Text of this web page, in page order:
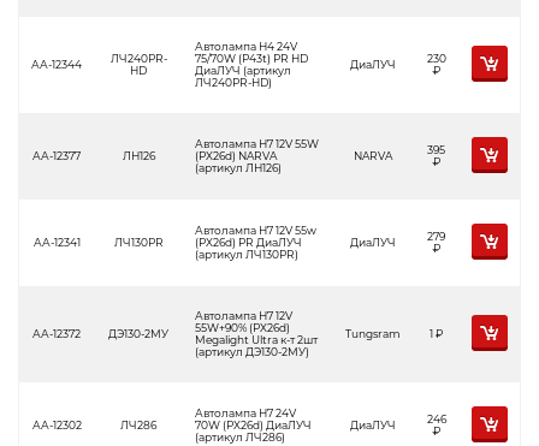
АА-12344
ЛЧ240PR-
HD
Автолампа H4 24V
75/70W (Р43t) PR HD
ДиаЛУЧ (артикул
ЛЧ240PR-HD)
ДиаЛУЧ
230
Р
АА-12377 ЛН126
Автолампа H7 12V 55W
(PX26d) NARVA
(артикул ЛН126)
NARVA
395
Р
АА-12341 ЛЧ130PR
Автолампа H7 12V 55w
(PX26d) PR ДиаЛУЧ
(артикул ЛЧ130PR)
ДиаЛУЧ
279
Р
АА-12372 ДЭ130-2МУ
Автолампа H7 12V
55W+90% (PX26d)
Megalight Ultra к-т 2шт
(артикул ДЭ130-2МУ)
Tungsram 1Р
АА-12302 ЛЧ286
Автолампа H7 24V
70W (PX26d) ДиаЛУЧ
(артикул ЛЧ286)
ДиаЛУЧ
246
Р